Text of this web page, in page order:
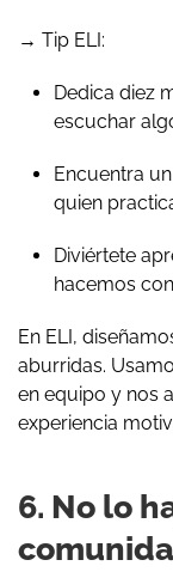
→ Tip ELI:
Dedica diez
escuchar
Encuentra
quien
Diviértete
hacemos
En ELI,
aburridas.
en equipo y nos
experiencia
6. No lo